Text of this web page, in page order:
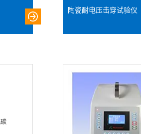
陶瓷耐电压击穿试验仪